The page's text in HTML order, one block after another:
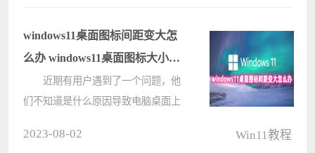
么win11系统如何设置硬盘密码呢?下
面电脑????
windows11桌面图标间距变大怎
么办 windows11桌面图标大小怎
么调
近期有用户遇到了一个问题，他
们不知道是什么原因导致电脑桌面上
2023-08-02 Win11教程